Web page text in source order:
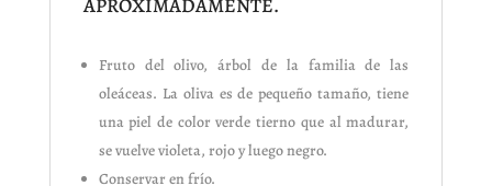
APROXIMADAMENTE.
Fruto del olivo, árbol de la familia de las
oleáceas. La oliva es de pequeño tamaño, tiene
una piel de color verde tierno que al madurar,
se vuelve violeta, rojo y luego negro.
Conservar en frío.